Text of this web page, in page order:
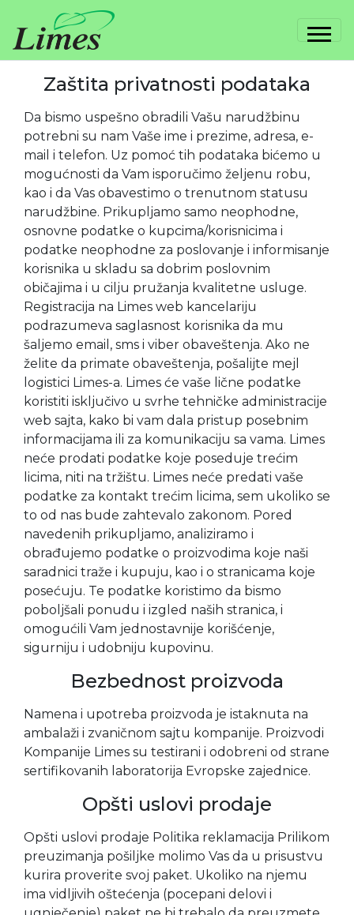
Zaštita privatnosti podataka
Da bismo uspešno obradili Vašu narudžbinu
potrebni su nam Vaše ime i prezime, adresa, e-
mail i telefon. Uz pomoć tih podataka bićemo u
mogućnosti da Vam isporučimo željenu robu,
kao i da Vas obavestimo o trenutnom statusu
narudžbine. Prikupljamo samo neophodne,
osnovne podatke o kupcima/korisnicima i
podatke neophodne za poslovanje i informisanje
korisnika u skladu sa dobrim poslovnim
običajima i u cilju pružanja kvalitetne usluge.
Registracija na Limes web kancelariju
podrazumeva saglasnost korisnika da mu
šaljemo email, sms i viber obaveštenja. Ako ne
želite da primate obaveštenja, pošalijte mejl
logistici Limes-a. Limes će vaše lične podatke
koristiti isključivo u svrhe tehničke administracije
web sajta, kako bi vam dala pristup posebnim
informacijama ili za komunikaciju sa vama. Limes
neće prodati podatke koje poseduje trećim
licima, niti na tržištu. Limes neće predati vaše
podatke za kontakt trećim licima, sem ukoliko se
to od nas bude zahtevalo zakonom. Pored
navedenih prikupljamo, analiziramo i
obrađujemo podatke o proizvodima koje naši
saradnici traže i kupuju, kao i o stranicama koje
posećuju. Te podatke koristimo da bismo
poboljšali ponudu i izgled naših stranica, i
omogućili Vam jednostavnije korišćenje,
sigurniju i udobniju kupovinu.
Bezbednost proizvoda
Namena i upotreba proizvoda je istaknuta na
ambalaži i zvaničnom sajtu kompanije. Proizvodi
Kompanije Limes su testirani i odobreni od strane
sertifikovanih laboratorija Evropske zajednice.
Opšti uslovi prodaje
Opšti uslovi prodaje Politika reklamacija Prilikom
preuzimanja pošiljke molimo Vas da u prisustvu
kurira proverite svoj paket. Ukoliko na njemu
ima vidljivih oštećenja (pocepani delovi i